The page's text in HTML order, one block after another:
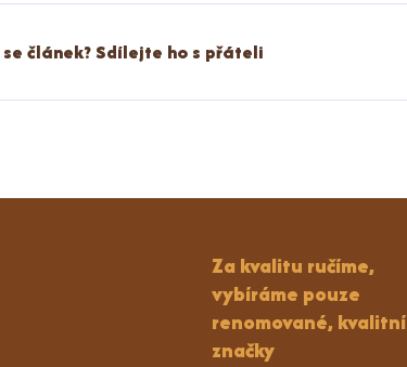
článek? Sdílejte ho s přáteli
Za kvalitu ručíme,
vybíráme pouze
renomované, kvalitní
značky